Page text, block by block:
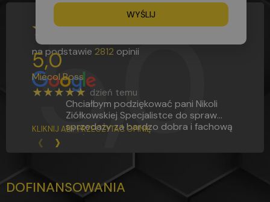
5,0
5,0
na podstawie 2812 opinii
Miecol Boss
★★★★★ dzień temu
Chciałbym podziękować pani Nikoli
Ziółkowskiej Specjalistce do spraw
sprzedaży za bardzo dobra i fachową
obsługę na Bardzo wysokim poziomie.
w pomocy zdobycia kursów
zawodowych.
Dziękuję z poważaniem Mietz Bartek
KLIKNIJ ABY PRZECZYTAĆ OPINIĘ
‹ ›
DOFINANSOWANIA
WYŚLIJ